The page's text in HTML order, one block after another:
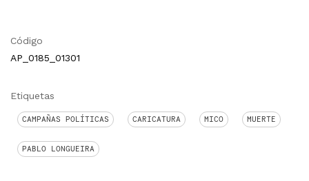
Código
AP_0185_01301
Etiquetas
CAMPAÑAS POLÍTICAS CARICATURA MICO MUERTE
PABLO LONGUEIRA